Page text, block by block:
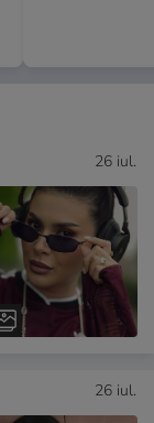
26 iul.
26 iul.